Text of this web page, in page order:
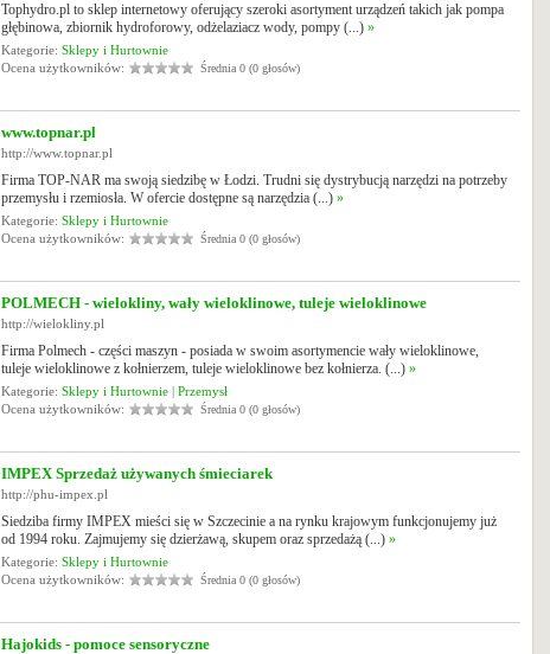
Tophydro.pl to sklep internetowy oferujący szeroki asortyment urządzeń takich jak pompa
głębinowa, zbiornik hydroforowy, odżelaziacz wody, pompy (...) »
Kategorie: Sklepy i Hurtownie
Ocena użytkowników:
Średnia 0 (0 głosów)
www.topnar.pl
http://www.topnar.pl
Firma TOP-NAR ma swoją siedzibę w Łodzi. Trudni się dystrybucją narzędzi na potrzeby
przemysłu i rzemiosła. W ofercie dostępne są narzędzia (...) »
Kategorie: Sklepy i Hurtownie
Ocena użytkowników:
Średnia 0 (0 głosów)
POLMECH - wielokliny, wały wieloklinowe, tuleje wieloklinowe
http://wielokliny.pl
Firma Polmech - części maszyn - posiada w swoim asortymencie wały wieloklinowe,
tuleje wieloklinowe z kołnierzem, tuleje wieloklinowe bez kołnierza. (...) »
Kategorie: Sklepy i Hurtownie | Przemysł
Ocena użytkowników:
Średnia 0 (0 głosów)
IMPEX Sprzedaż używanych śmieciarek
http://phu-impex.pl
Siedziba firmy IMPEX mieści się w Szczecinie a na rynku krajowym funkcjonujemy już
od 1994 roku. Zajmujemy się dzierżawą, skupem oraz sprzedażą (...) »
Kategorie: Sklepy i Hurtownie
Ocena użytkowników:
Średnia 0 (0 głosów)
Hajokids - pomoce sensoryczne